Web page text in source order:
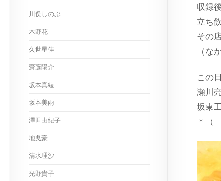
収録
立ち
その
（な
この
瀬川
坂東
＊（
川俣しのぶ
木野花
久世星佳
齋藤陽介
坂本真綾
坂本美雨
澤田由紀子
地曵豪
清水理沙
光野貴子